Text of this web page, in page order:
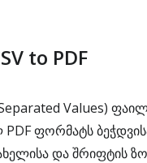
to PDF
Values)
PDF ფორმატს
და შრიფტის